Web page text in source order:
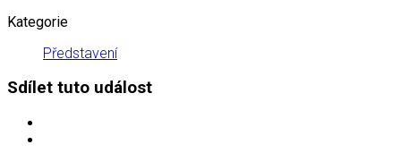
Kategorie
Představení
Sdílet tuto událost